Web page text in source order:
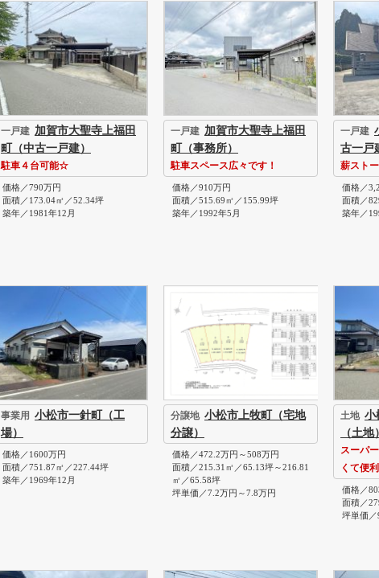
一戸建 加賀市大聖寺上福田
町（中古一戸建）
駐車４台可能☆
価格／790万円
面積／173.04㎡／52.34坪
築年／1981年12月
一戸建 加賀市大聖寺上福田
町（事務所）
駐車スペース広々です！
価格／910万円
面積／515.69㎡／155.99坪
築年／1992年5月
一戸建
古一戸
薪スト
価格／
面積／
築年／
事業用
小松市一針町（工
場）
価格／1600万円
面積／751.87㎡／227.44坪
築年／1969年12月
分譲地 小松市上牧町（宅地
分譲）
価格／472.2万円～508万円
面積／215.31㎡／65.13坪～216.81
㎡／65.58坪
坪単価／7.2万円～7.8万円
土地 小
（土地
スーパ
くて便
価格／
面積／
坪単価